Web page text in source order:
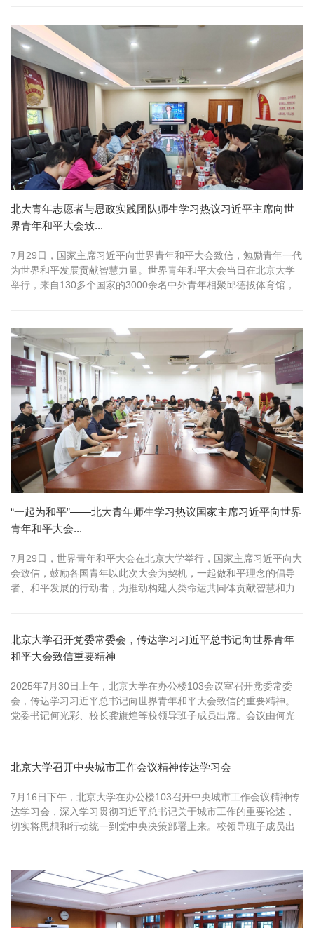
反法西斯战争胜利80周年之际隆重举行纪念活动，铭记历史、缅怀
先烈，弘扬伟大爱国...
北大青年志愿者与思政实践团队师生学习热议习近平主席向世
界青年和平大会致...
7月29日，国家主席习近平向世界青年和平大会致信，勉励青年一代
为世界和平发展贡献智慧力量。世界青年和平大会当日在北京大学
举行，来自130多个国家的3000余名中外青年相聚邱德拔体育馆，
“一起为和平”——北大青年师生学习热议国家主席习近平向世界
青年和平大会...
7月29日，世界青年和平大会在北京大学举行，国家主席习近平向大
会致信，鼓励各国青年以此次大会为契机，一起做和平理念的倡导
者、和平发展的行动者，为推动构建人类命运共同体贡献智慧和力
北京大学召开党委常委会，传达学习习近平总书记向世界青年
和平大会致信重要精神
2025年7月30日上午，北京大学在办公楼103会议室召开党委常委
会，传达学习习近平总书记向世界青年和平大会致信的重要精神。
党委书记何光彩、校长龚旗煌等校领导班子成员出席。会议由何光
校办学治校、深化高水平开放办学、促进青年国际交流指明了前进
方向、提供了根本遵循...
北京大学召开中央城市工作会议精神传达学习会
7月16日下午，北京大学在办公楼103召开中央城市工作会议精神传
达学习会，深入学习贯彻习近平总书记关于城市工作的重要论述，
切实将思想和行动统一到党中央决策部署上来。校领导班子成员出
心的党中央始终把城市工作摆在治国理政的重要位置，先后两次召
开中央城市工作会议，并...